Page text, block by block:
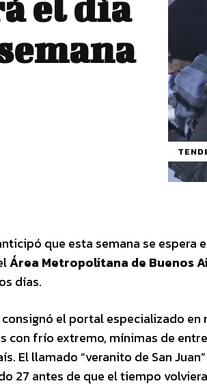
que esta semana se espera
Área Metropolitana de Buenos
días.
el portal especializado
con frío extremo, mínimas de
El llamado “veranito de San
27 antes de que el tiempo